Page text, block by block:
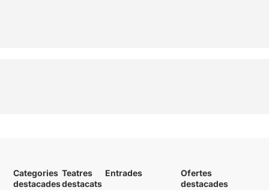
Categories
destacades
Teatres
destacats
Entrades
Ofertes
destacades